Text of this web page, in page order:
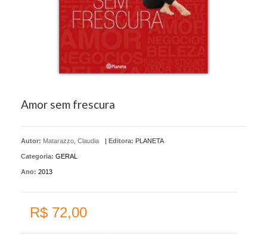
Amor sem frescura
Autor: Matarazzo, Claudia | Editora: PLANETA
Categoria: GERAL
Ano: 2013
R$ 72,00